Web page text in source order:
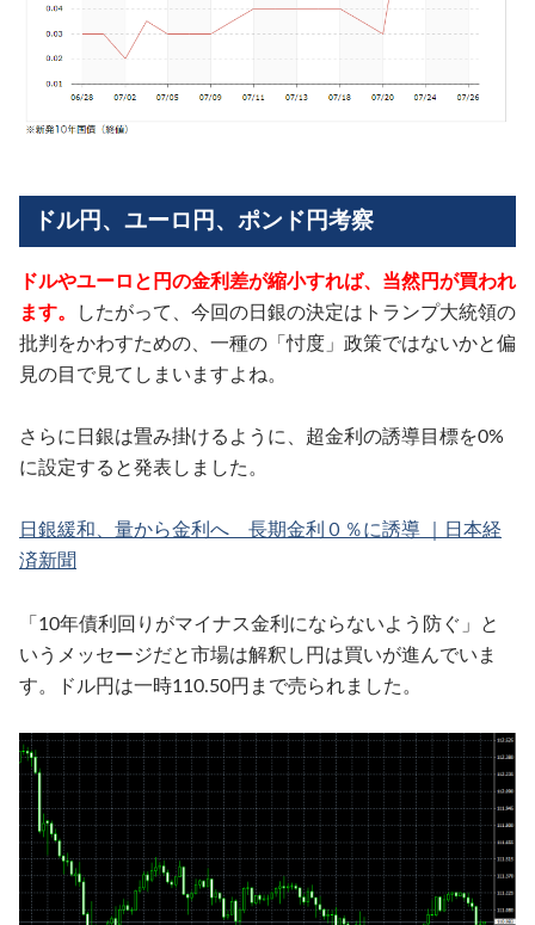
ドル円、ユーロ円、ポンド円考察
ドルやユーロと円の金利差が縮小すれば、当然円が買われ
ます。
したがって、今回の日銀の決定はトランプ大統領の
批判をかわすための、一種の「忖度」政策ではないかと偏
見の目で見てしまいますよね。
さらに日銀は畳み掛けるように、超金利の誘導目標を0%
に設定すると発表しました。
日銀緩和、量から金利へ 長期金利０％に誘導 ｜日本経
済新聞
「10年債利回りがマイナス金利にならないよう防ぐ」と
いうメッセージだと市場は解釈し円は買いが進んでいま
す。ドル円は一時110.50円まで売られました。